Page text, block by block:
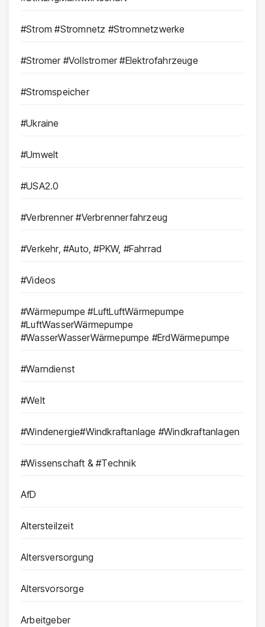
#Strom #Stromnetz #Stromnetzwerke
#Stromer #Vollstromer #Elektrofahrzeuge
#Stromspeicher
#Ukraine
#Umwelt
#USA2.0
#Verbrenner #Verbrennerfahrzeug
#Verkehr, #Auto, #PKW, #Fahrrad
#Videos
#Wärmepumpe #LuftLuftWärmepumpe
#LuftWasserWärmepumpe
#WasserWasserWärmepumpe #ErdWärmepumpe
#Warndienst
#Welt
#Windenergie#Windkraftanlage #Windkraftanlagen
#Wissenschaft & #Technik
AfD
Altersteilzeit
Altersversorgung
Altersvorsorge
Arbeitgeber